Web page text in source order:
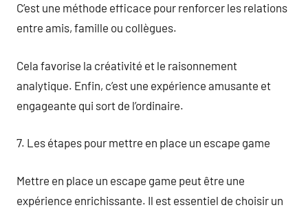
C’est une méthode efficace pour renforcer les relations
entre amis, famille ou collègues.
Cela favorise la créativité et le raisonnement
analytique. Enfin, c’est une expérience amusante et
engageante qui sort de l’ordinaire.
7. Les étapes pour mettre en place un escape game
Mettre en place un escape game peut être une
expérience enrichissante. Il est essentiel de choisir un